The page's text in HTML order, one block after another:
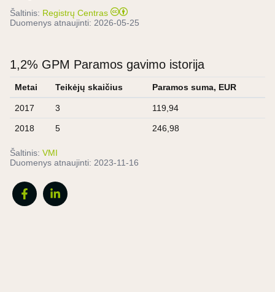
Šaltinis: Registrų Centras
Duomenys atnaujinti: 2026-05-25
1,2% GPM Paramos gavimo istorija
Metai Teikėjų skaičius Paramos suma, EUR
2017 3 119,94
2018 5 246,98
Šaltinis: VMI
Duomenys atnaujinti: 2023-11-16